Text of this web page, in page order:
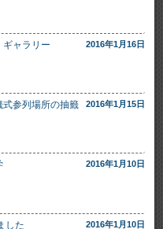
ギャラリー 2016年1月16日
参列場所の抽籤 2016年1月15日
2016年1月10日
した 2016年1月10日